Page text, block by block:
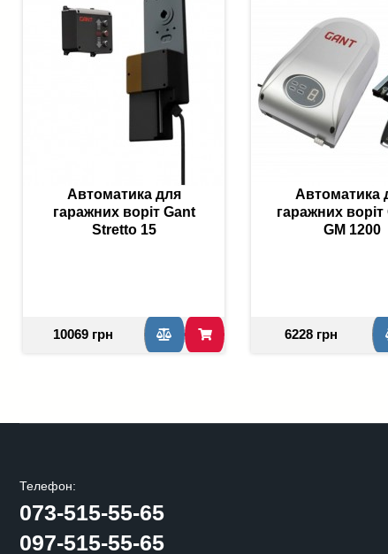
Автоматика для
гаражних воріт Gant
Stretto 15
10069 грн
Автоматика
гаражних воріт
GM 1200
6228 грн
Телефон:
073-515-55-65
097-515-55-65